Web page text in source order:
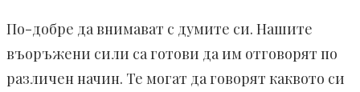
По-добре да внимават с думите си. Нашите
въоръжени сили са готови да им отговорят по
различен начин. Те могат да говорят каквото си